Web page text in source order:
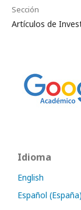
Sección
Artículos de
Idioma
English
Español (España)